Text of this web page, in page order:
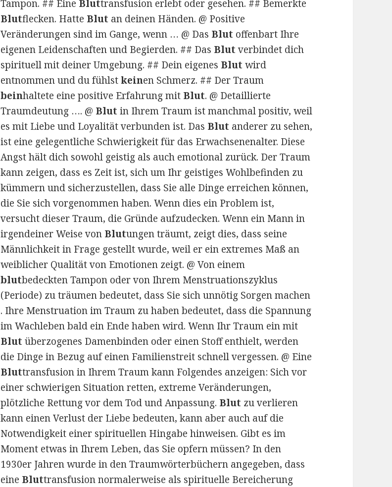
Tampon. ## Eine Bluttransfusion erlebt oder gesehen. ## Bemerkte
Blutflecken. Hatte Blut an deinen Händen. @ Positive
Veränderungen sind im Gange, wenn … @ Das Blut offenbart Ihre
eigenen Leidenschaften und Begierden. ## Das Blutverbindet dich
spirituell mit deiner Umgebung. ## Dein eigenes Blut wird
entnommen und du fühlst keinen Schmerz. ## Der Traum
beinhaltete eine positive Erfahrung mit Blut. @ Detaillierte
Traumdeutung …. @ Blut in Ihrem Traum ist manchmal positiv, weil
es mit Liebe und Loyalität verbunden ist. Das Blut anderer zu sehen,
ist eine gelegentliche Schwierigkeit für das Erwachsenenalter. Diese
Angst hält dich sowohl geistig als auch emotional zurück. Der Traum
kann zeigen, dass es Zeit ist, sich um Ihr geistiges Wohlbefinden zu
kümmern und sicherzustellen, dass Sie alle Dinge erreichen können,
die Sie sich vorgenommen haben. Wenn dies ein Problem ist,
versucht dieser Traum, die Gründe aufzudecken. Wenn ein Mann in
irgendeiner Weise von Blutungen träumt, zeigt dies, dass seine
Männlichkeit in Frage gestellt wurde, weil er ein extremes Maß an
weiblicher Qualität von Emotionen zeigt. @ Von einem
blutbedeckten Tampon oder von Ihrem Menstruationszyklus
(Periode) zu träumen bedeutet, dass Sie sich unnötig Sorgen machen
. Ihre Menstruation im Traum zu haben bedeutet, dass die Spannung
im Wachleben bald ein Ende haben wird. Wenn Ihr Traum ein mit
Blut überzogenes Damenbinden oder einen Stoff enthielt, werden
die Dinge in Bezug auf einen Familienstreit schnell vergessen. @ Eine
Bluttransfusion in Ihrem Traum kann Folgendes anzeigen: Sich vor
einer schwierigen Situation retten, extreme Veränderungen,
plötzliche Rettung vor dem Tod und Anpassung. Blut zu verlieren
kann einen Verlust der Liebe bedeuten, kann aber auch auf die
Notwendigkeit einer spirituellen Hingabe hinweisen. Gibt es im
Moment etwas in Ihrem Leben, das Sie opfern müssen? In den
1930er Jahren wurde in den Traumwörterbüchern angegeben, dass
eine Bluttransfusion normalerweise als spirituelle Bereicherung